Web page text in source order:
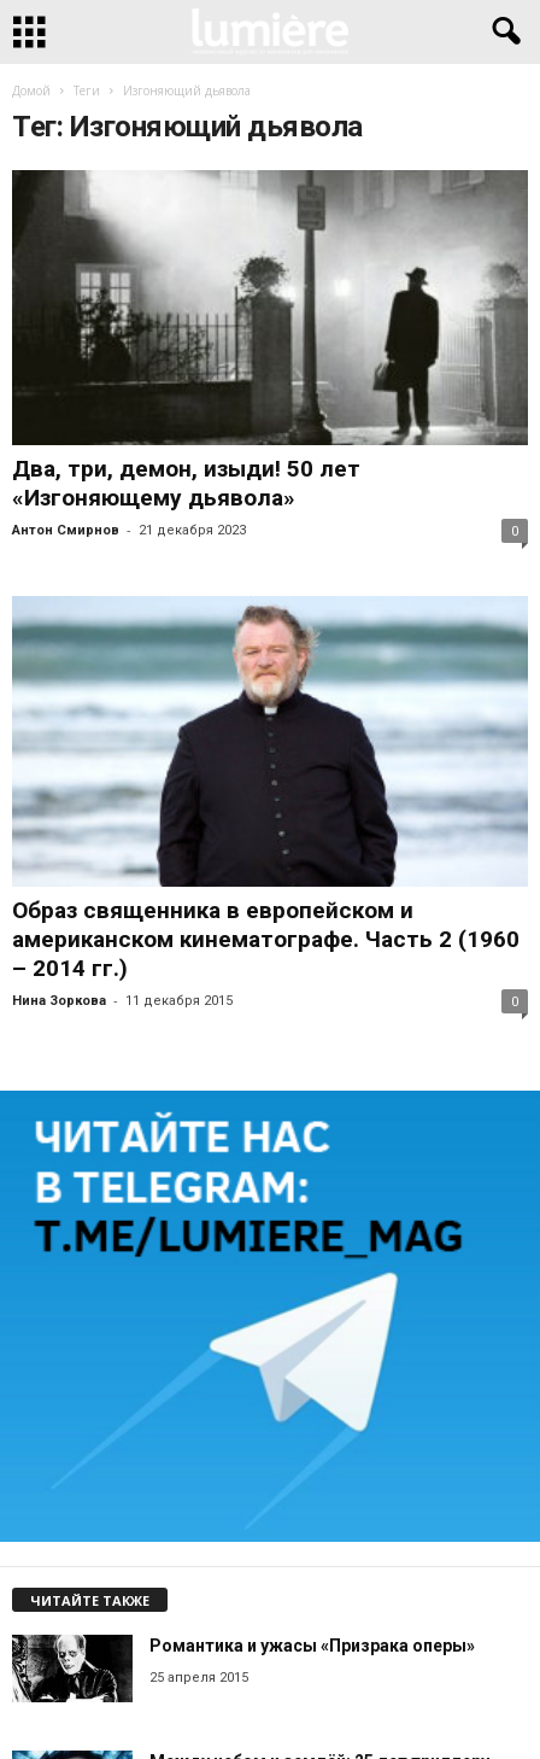
Домой Теги Изгоняющий дьявола
Тег: Изгоняющий дьявола
Два, три, демон, изыди! 50 лет
«Изгоняющему дьявола»
Антон Смирнов - 21 декабря 2023 0
Образ священника в европейском и
американском кинематографе. Часть 2 (1960
– 2014 гг.)
Нина Зоркова - 11 декабря 2015 0
ЧИТАЙТЕ ТАКЖЕ
Романтика и ужасы «Призрака оперы»
25 апреля 2015